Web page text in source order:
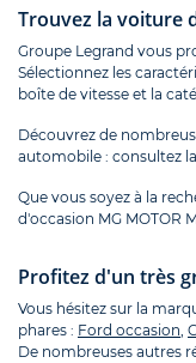
Trouvez la voiture
Groupe Legrand vous
Sélectionnez les
boîte de vitesse et la
Découvrez de
automobile : consultez
Que vous soyez à la
d'occasion MG MOTOR
Profitez d'un très
Vous hésitez sur la
phares : Ford occasion,
De nombreuses autres